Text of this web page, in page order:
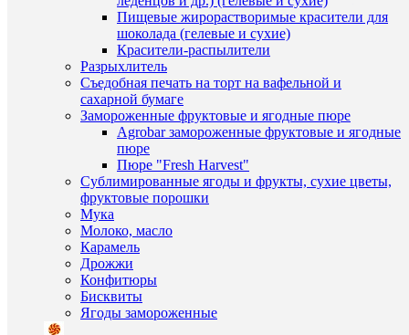
Пищевые жирорастворимые красители для
шоколада (гелевые и сухие)
Красители-распылители
Разрыхлитель
Съедобная печать на торт на вафельной и
сахарной бумаге
Замороженные фруктовые и ягодные пюре
Agrobar замороженные фруктовые и ягодные
пюре
Пюре "Fresh Harvest"
Сублимированные ягоды и фрукты, сухие цветы,
фруктовые порошки
Мука
Молоко, масло
Карамель
Дрожжи
Конфитюры
Бисквиты
Ягоды замороженные
395
1